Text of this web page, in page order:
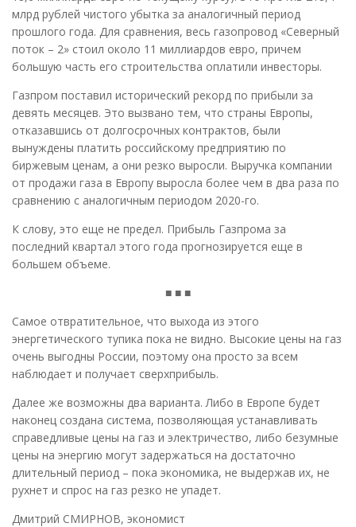
млрд рублей чистого убытка за аналогичный период
прошлого года. Для сравнения, весь газопровод «Северный
поток – 2» стоил около 11 миллиардов евро, причем
большую часть его строительства оплатили инвесторы.
Газпром поставил исторический рекорд по прибыли за
девять месяцев. Это вызвано тем, что страны Европы,
отказавшись от долгосрочных контрактов, были
вынуждены платить российскому предприятию по
биржевым ценам, а они резко выросли. Выручка компании
от продажи газа в Европу выросла более чем в два раза по
сравнению с аналогичным периодом 2020-го.
К слову, это еще не предел. Прибыль Газпрома за
последний квартал этого года прогнозируется еще в
большем объеме.
■ ■ ■
Самое отвратительное, что выхода из этого
энергетического тупика пока не видно. Высокие цены на газ
очень выгодны России, поэтому она просто за всем
наблюдает и получает сверхприбыль.
Далее же возможны два варианта. Либо в Европе будет
наконец создана система, позволяющая устанавливать
справедливые цены на газ и электричество, либо безумные
цены на энергию могут задержаться на достаточно
длительный период – пока экономика, не выдержав их, не
рухнет и спрос на газ резко не упадет.
Дмитрий СМИРНОВ, экономист